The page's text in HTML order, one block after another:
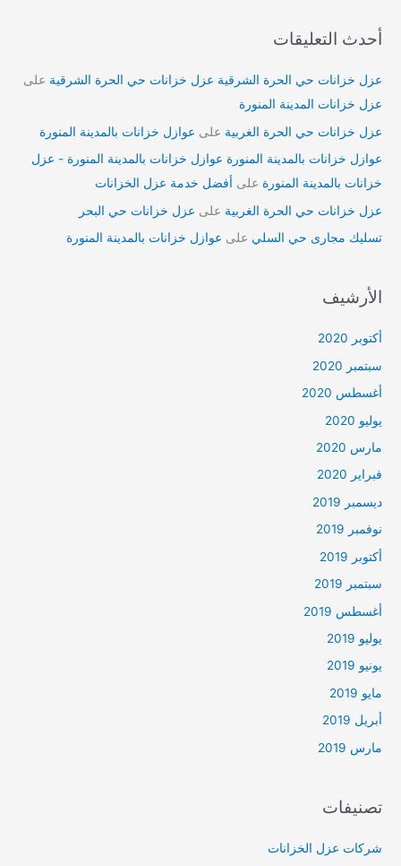
أحدث التعليقات
عزل خزانات حي الحرة الشرقية عزل خزانات حي الحرة الشرقية على
عزل خزانات المدينة المنورة
عزل خزانات حي الحرة الغربية على عوازل خزانات بالمدينة المنورة
عوازل خزانات بالمدينة المنورة عوازل خزانات بالمدينة المنورة - عزل
خزانات بالمدينة المنورة على أفضل خدمة عزل الخزانات
عزل خزانات حي الحرة الغربية على عزل خزانات حي البحر
تسليك مجارى حي السلي على عوازل خزانات بالمدينة المنورة
الأرشيف
أكتوبر 2020
سبتمبر 2020
أغسطس 2020
يوليو 2020
مارس 2020
فبراير 2020
ديسمبر 2019
نوفمبر 2019
أكتوبر 2019
سبتمبر 2019
أغسطس 2019
يوليو 2019
يونيو 2019
مايو 2019
أبريل 2019
مارس 2019
تصنيفات
شركات عزل الخزانات